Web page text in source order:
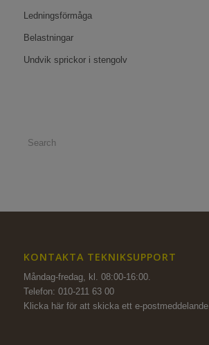
Ledningsförmåga
Belastningar
Undvik sprickor i stengolv
KONTAKTA TEKNIKSUPPORT
Måndag-fredag, kl. 08:00-16:00.
Telefon: 010-211 63 00
Klicka här för att skicka ett e-postmeddelande